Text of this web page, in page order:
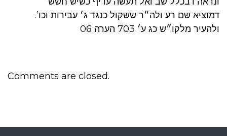
דמוציא שם רע ולה״ר ששקול כנגד ג׳ עבירות וכו’.
ולהעיר מלקו״ש כג ע׳ 307 הערה 60
Comments are closed.